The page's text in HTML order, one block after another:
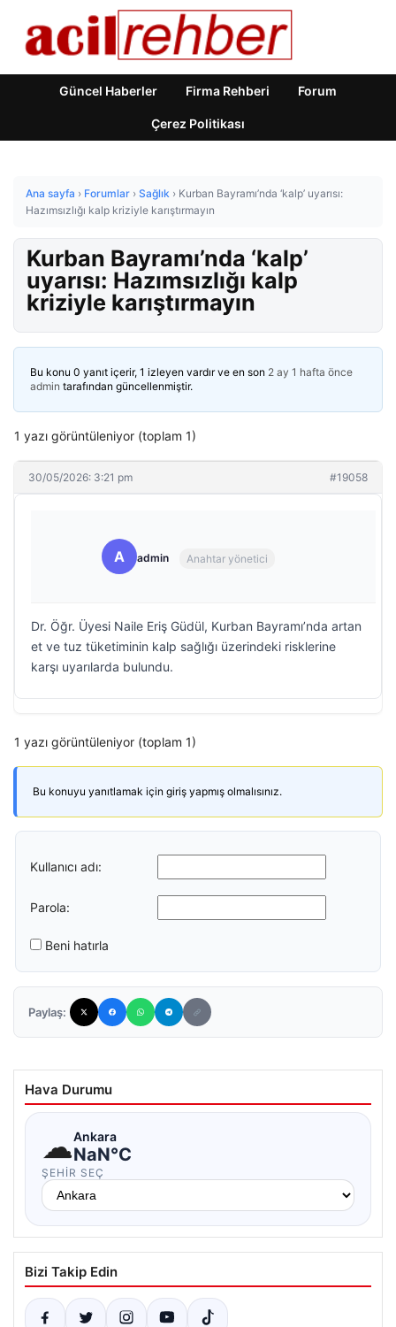
Güncel Haberler Firma Rehberi Forum
Çerez Politikası
Ana sayfa › Forumlar › Sağlık › Kurban Bayramı’nda ‘kalp’ uyarısı:
Hazımsızlığı kalp kriziyle karıştırmayın
Kurban Bayramı’nda ‘kalp’
uyarısı: Hazımsızlığı kalp
kriziyle karıştırmayın
Bu konu 0 yanıt içerir, 1 izleyen vardır ve en son 2 ay 1 hafta önce
admin tarafından güncellenmiştir.
1 yazı görüntüleniyor (toplam 1)
30/05/2026: 3:21 pm #19058
A admin Anahtar yönetici
Dr. Öğr. Üyesi Naile Eriş Güdül, Kurban Bayramı’nda artan
et ve tuz tüketiminin kalp sağlığı üzerindeki risklerine
karşı uyarılarda bulundu.
1 yazı görüntüleniyor (toplam 1)
Bu konuyu yanıtlamak için giriş yapmış olmalısınız.
Kullanıcı adı:
Parola:
Beni hatırla
Paylaş:
Hava Durumu
☁Ankara
NaN°C
ŞEHIR SEÇ
Bizi Takip Edin